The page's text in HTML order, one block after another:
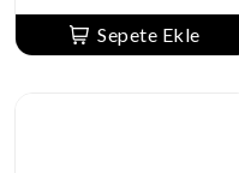
Sepete Ekle